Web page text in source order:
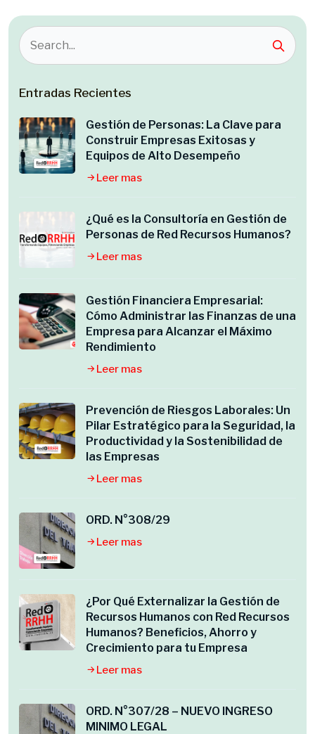
Entradas Recientes
Gestión de Personas: La Clave para
Construir Empresas Exitosas y
Equipos de Alto Desempeño
Leer mas
¿Qué es la Consultoría en Gestión de
Personas de Red Recursos Humanos?
Leer mas
Gestión Financiera Empresarial:
Cómo Administrar las Finanzas de una
Empresa para Alcanzar el Máximo
Rendimiento
Leer mas
Prevención de Riesgos Laborales: Un
Pilar Estratégico para la Seguridad, la
Productividad y la Sostenibilidad de
las Empresas
Leer mas
ORD. N°308/29
Leer mas
¿Por Qué Externalizar la Gestión de
Recursos Humanos con Red Recursos
Humanos? Beneficios, Ahorro y
Crecimiento para tu Empresa
Leer mas
ORD. N°307/28 – NUEVO INGRESO
MINIMO LEGAL